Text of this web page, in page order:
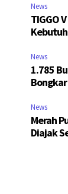
News
TIGGO
News
1.785
News
Merah
Diajak